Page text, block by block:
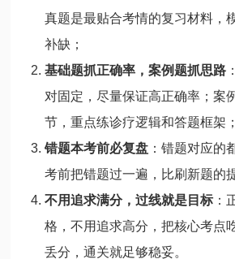
真题是最贴合考情的复习材料，
补缺；
基础题抓正确率，案例题抓思路
对固定，尽量保证高正确率；案
节，重点练诊疗逻辑和答题框架；
错题本考前必复盘 ：错题对应的
考前把错题过一遍，比刷新题的
不用追求满分，过线就是目标：
格，不用追求高分，把核心考点
丢分，通关就足够稳妥。